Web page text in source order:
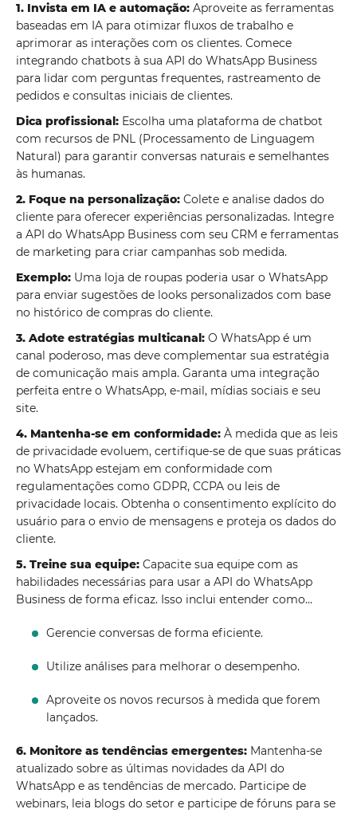
1. Invista em IA e automação: Aproveite as ferramentas
baseadas em IA para otimizar fluxos de trabalho e
aprimorar as interações com os clientes. Comece
integrando chatbots à sua API do WhatsApp Business
para lidar com perguntas frequentes, rastreamento de
pedidos e consultas iniciais de clientes.
Dica profissional: Escolha uma plataforma de chatbot
com recursos de PNL (Processamento de Linguagem
Natural) para garantir conversas naturais e semelhantes
às humanas.
2. Foque na personalização: Colete e analise dados do
cliente para oferecer experiências personalizadas. Integre
a API do WhatsApp Business com seu CRM e ferramentas
de marketing para criar campanhas sob medida.
Exemplo: Uma loja de roupas poderia usar o WhatsApp
para enviar sugestões de looks personalizados com base
no histórico de compras do cliente.
3. Adote estratégias multicanal: O WhatsApp é um
canal poderoso, mas deve complementar sua estratégia
de comunicação mais ampla. Garanta uma integração
perfeita entre o WhatsApp, e-mail, mídias sociais e seu
site.
4. Mantenha-se em conformidade: À medida que as leis
de privacidade evoluem, certifique-se de que suas práticas
no WhatsApp estejam em conformidade com
regulamentações como GDPR, CCPA ou leis de
privacidade locais. Obtenha o consentimento explícito do
usuário para o envio de mensagens e proteja os dados do
cliente.
5. Treine sua equipe: Capacite sua equipe com as
habilidades necessárias para usar a API do WhatsApp
Business de forma eficaz. Isso inclui entender como...
Gerencie conversas de forma eficiente.
Utilize análises para melhorar o desempenho.
Aproveite os novos recursos à medida que forem
lançados.
6. Monitore as tendências emergentes: Mantenha-se
atualizado sobre as últimas novidades da API do
WhatsApp e as tendências de mercado. Participe de
webinars, leia blogs do setor e participe de fóruns para se